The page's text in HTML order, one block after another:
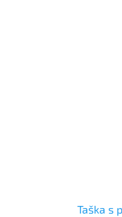
Taška s